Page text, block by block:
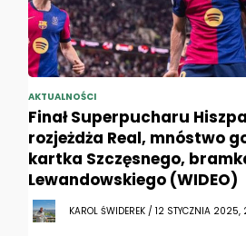
AKTUALNOŚCI
Finał Superpucharu
rozjeżdża Real, mnóstwo
kartka Szczęsnego,
Lewandowskiego (WIDEO)
KAROL ŚWIDEREK / 12 STYCZNIA 2025,